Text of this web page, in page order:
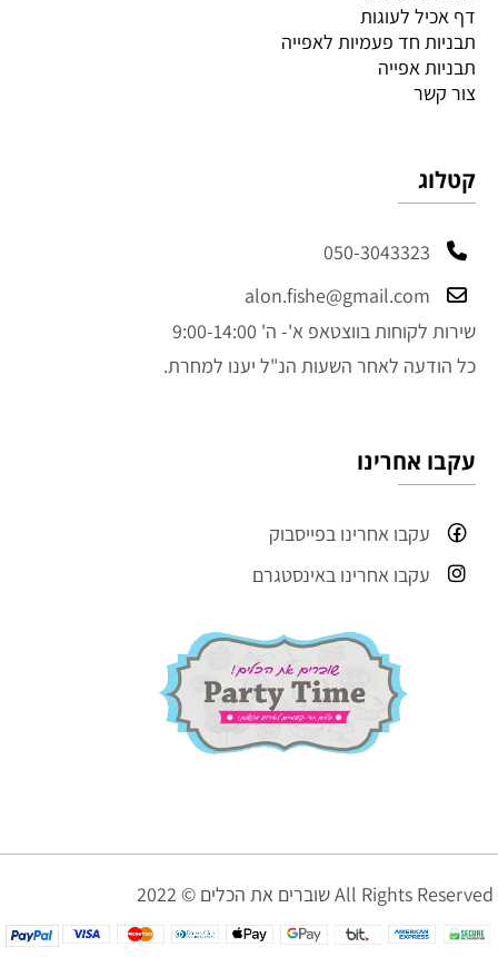
דף אכיל לעוגות
תבניות חד פעמיות לאפייה
תבניות אפייה
צור קשר
קטלוג
050-3043323
alon.fishe@gmail.com
שירות לקוחות בווצטאפ א'- ה' 9:00-14:00
כל הודעה לאחר השעות הנ"ל יענו למחרת.
עקבו אחרינו
עקבו אחרינו בפייסבוק
עקבו אחרינו באינסטגרם
שוברים את הכלים © 2022 All Rights Reserved